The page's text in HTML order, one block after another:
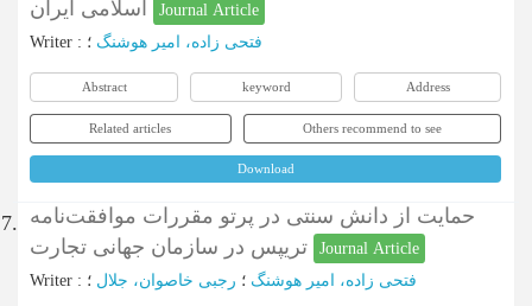
Journal Article
Writer : فتحی زاده، امیر هوشنگ ؛
Abstract keyword Address
Related articles Others recommend to see
Download
7. حمایت از دانش سنتی در پرتو مقررات موافقت‌نامه
Journal Article
Writer : فتحی زاده، امیر هوشنگ ؛ رجبی خاصوان، جلال ؛